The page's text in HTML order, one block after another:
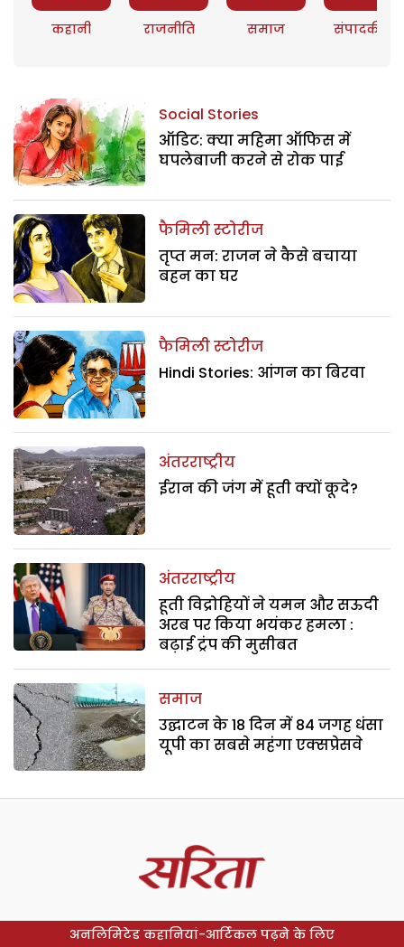
कहानी राजनीति समाज संपादकीय
Social Stories
ऑडिट: क्या महिमा ऑफिस में
घपलेबाजी करने से रोक पाई
फैमिली स्टोरीज
तृप्त मन: राजन ने कैसे बचाया
बहन का घर
फैमिली स्टोरीज
Hindi Stories: आंगन का बिरवा
अंतरराष्ट्रीय
ईरान की जंग में हूती क्यों कूदे?
अंतरराष्ट्रीय
हूती विद्रोहियों ने यमन और सऊदी
अरब पर किया भयंकर हमला :
बढ़ाई ट्रंप की मुसीबत
समाज
उद्घाटन के 18 दिन में 84 जगह धंसा
यूपी का सबसे महंगा एक्सप्रेसवे
अनलिमिटेड कहानियां-आर्टिकल पढ़ने के लिए